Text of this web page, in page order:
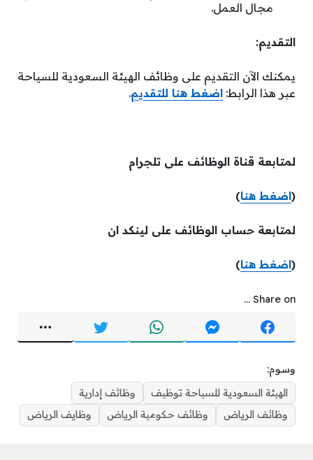
مجال العمل.
التقديم:
يمكنك الآن التقديم على وظائف الهيئة السعودية للسياحة
عبر هذا الرابط: اضغط هنا للتقديم.
لمتابعة قناة الوظائف على تلجرام
(اضغط هنا)
لمتابعة حساب الوظائف على لينكد ان
(اضغط هنا)
Share on ...
وسوم:
الهيئة السعودية للسياحة توظيف
وظائف إدارية
وظائف الرياض
وظائف حكومية الرياض وظايف الرياض